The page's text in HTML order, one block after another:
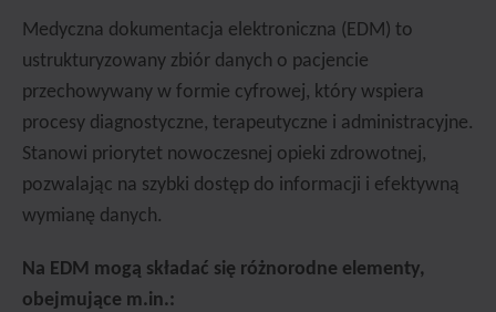
Medyczna dokumentacja elektroniczna (EDM) to
ustrukturyzowany zbiór danych o pacjencie
przechowywany w formie cyfrowej, który wspiera
procesy diagnostyczne, terapeutyczne i administracyjne.
Stanowi priorytet nowoczesnej opieki zdrowotnej,
pozwalając na szybki dostęp do informacji i efektywną
wymianę danych.
Na EDM mogą składać się różnorodne elementy,
obejmujące m.in.: